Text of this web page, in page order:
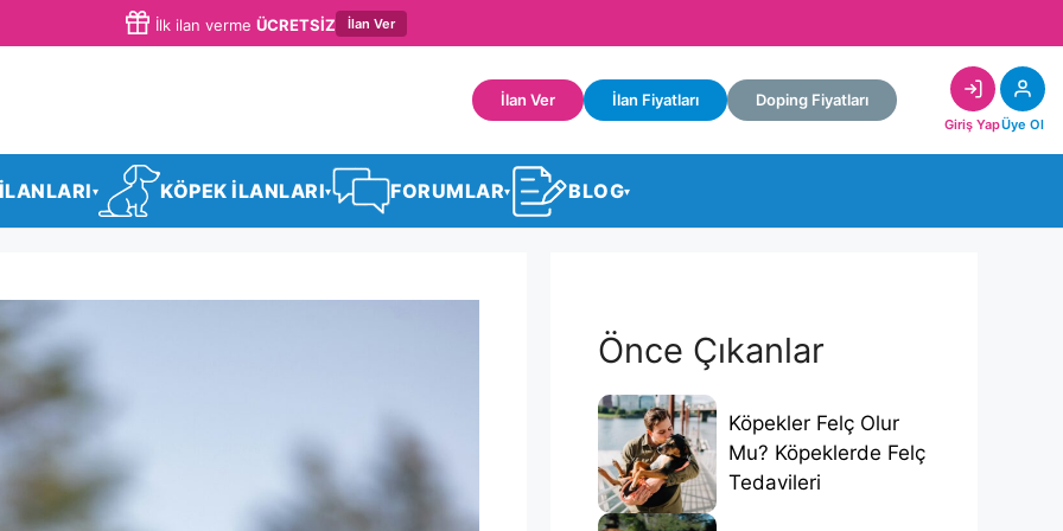
İlk ilan verme ÜCRETSİZ İlan Ver
İlan Ver İlan Fiyatları Doping Fiyatları
Giriş YapÜye Ol
▾ KÖPEK İLANLARI▾ FORUMLAR▾ BLOG▾
Önce Çıkanlar
Köpekler Felç Olur
Mu? Köpeklerde Felç
Tedavileri